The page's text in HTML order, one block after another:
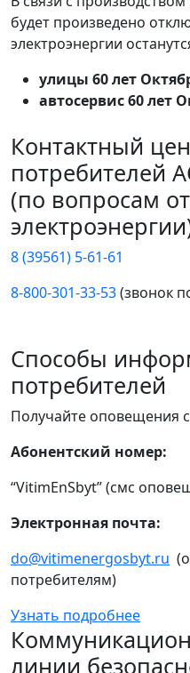
будет произведено
электроэнергии
улицы 60 лет
автосервис 60 лет
Контактный
потребителей
(по вопросам
8 (39561) 5-61-61
8-800-301-33-53(звонок
Способы
потребителей
Получайте оповещения
Абонентский номер:
“VitimEnSbyt” (смс
Электронная почта:
do@vitimenergosbyt.ru
потребителям)
Узнать подробнее
линии